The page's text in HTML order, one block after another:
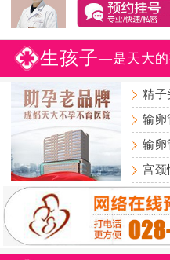
生孩子—是天大
精子
输卵
输卵
宫颈